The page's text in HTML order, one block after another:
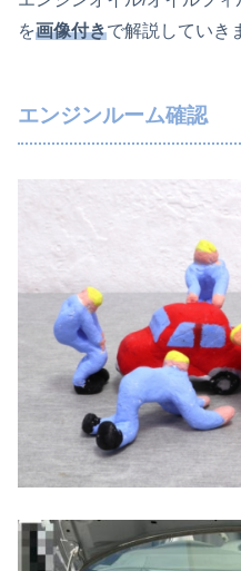
を画像付きで解説していき
エンジンルーム確認